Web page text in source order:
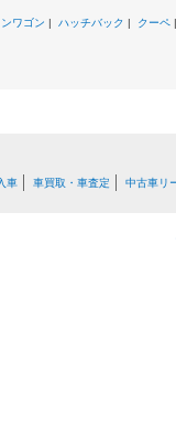
ワゴン | ハッチバック | クーペ
車 車買取・車査定 中古車リ